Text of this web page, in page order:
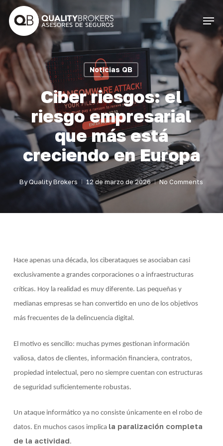
main
content
Noticias QB
Ciber riesgos: el
riesgo empresarial
que más está
creciendo en Europa
ByQuality Brokers 12 de marzo de 2026 No Comments
Hace apenas una década, los ciberataques se asociaban casi
exclusivamente a grandes corporaciones o a infraestructuras
críticas. Hoy la realidad es muy diferente. Las pequeñas y
medianas empresas se han convertido en uno de los objetivos
más frecuentes de la delincuencia digital.
El motivo es sencillo: muchas pymes gestionan información
valiosa, datos de clientes, información financiera, contratos,
propiedad intelectual, pero no siempre cuentan con estructuras
de seguridad suficientemente robustas.
Un ataque informático ya no consiste únicamente en el robo de
datos. En muchos casos implica la paralización completa
de la actividad.
Close